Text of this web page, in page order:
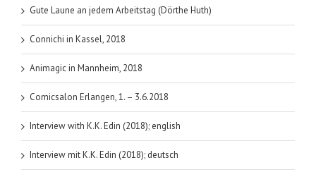
Gute Laune an jedem Arbeitstag (Dörthe Huth)
Connichi in Kassel, 2018
Animagic in Mannheim, 2018
Comicsalon Erlangen, 1. – 3.6.2018
Interview with K.K. Edin (2018); english
Interview mit K.K. Edin (2018); deutsch